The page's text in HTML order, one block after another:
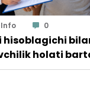
0
hisoblagichi
holati